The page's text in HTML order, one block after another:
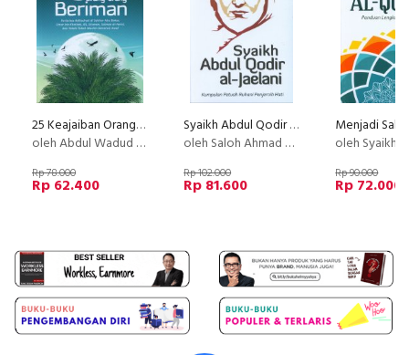
25 Keajaiban Orang_Orang Beriman
oleh Abdul Wadud Kasyful Humam
Rp 78.000
Rp 62.400
Syaikh Abdul Qodir al-Jaelani: Kumpulan Petuah Ruhani Penjernih Hati
oleh Saloh Ahmad Asy - Syami
Rp 102.000
Rp 81.600
oleh Syaikh Abi Zakariya An-
Rp 90.000
Rp 72.000